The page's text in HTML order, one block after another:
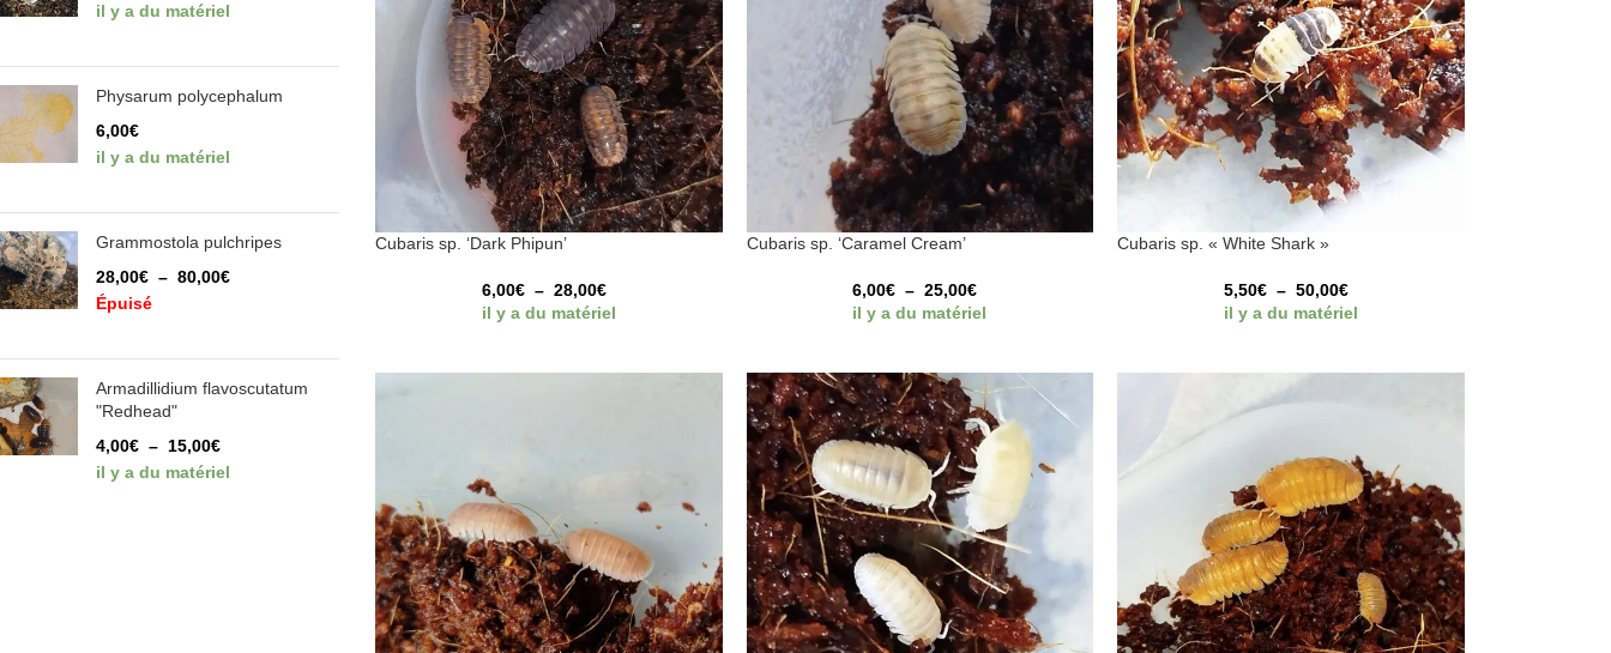
il y a du matériel
Physarum polycephalum
6,00€
il y a du matériel
Grammostola pulchripes
28,00€ – 80,00€
Épuisé
Armadillidium flavoscutatum
"Redhead"
4,00€ – 15,00€
il y a du matériel
Cubaris sp. ‘Dark Phipun’
6,00€ – 28,00€
il y a du matériel
Cubaris sp. ‘Caramel Cream’
6,00€ – 25,00€
il y a du matériel
Cubaris sp. « White Shark »
5,50€ – 50,00€
il y a du matériel